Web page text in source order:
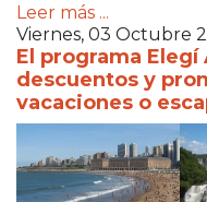
Leer más ...
Viernes, 03 Octubre
El programa
descuentos y
vacaciones o